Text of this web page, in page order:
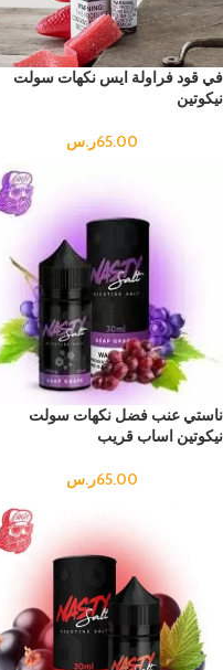
في قود فراولة ايس نكهات سولت
نيكوتين
65.00ر.س
ناستي عنب فضل نكهات سولت
نيكوتين اساب قريب
65.00ر.س